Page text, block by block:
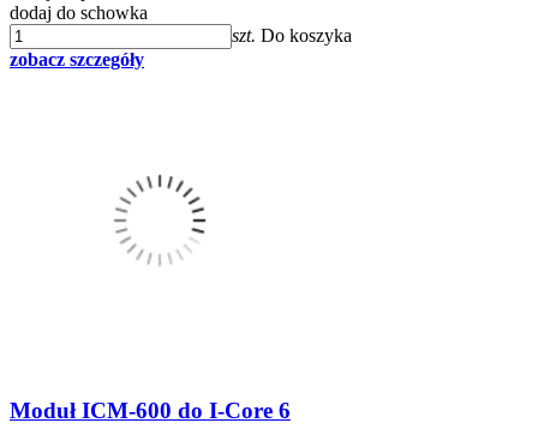
dodaj do schowka
szt. Do koszyka
zobacz szczegóły
Moduł ICM-600 do I-Core 6